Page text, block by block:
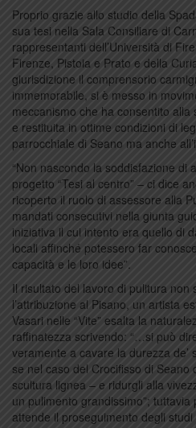
Proprio grazie allo studio della
sua tesi nella Sala Consiliare di
rappresentanti dell’Università di
Firenze, Pistoia e Prato e della
giurisdizione il comprensorio
immemorabile, si è messo in
meccanismo che ha consentito
e restituita in ottime condizioni di
parrocchiale di Seano ma anche
“Non nascondo la soddisfazione di
progetto “Tesi al centro” – ci dice
ricoperto il ruolo di assessore alla
mandati consecutivi nella giunta
iniziativa il cui intento era quello di
locali affinché potessero far
capacità e le loro idee”.
Il risultato del lavoro di pulitura non
l’attribuzione al Pisano, un artista
Vasari nelle “Vite” esalta la
raffinatezza scrivendo: “…si può
veramente a cavare la durezza de’
se nel caso del Crocifisso di Seano
scultura lignea – e ridurgli alla
un pulimento grandissimo”;
attende il proseguimento degli